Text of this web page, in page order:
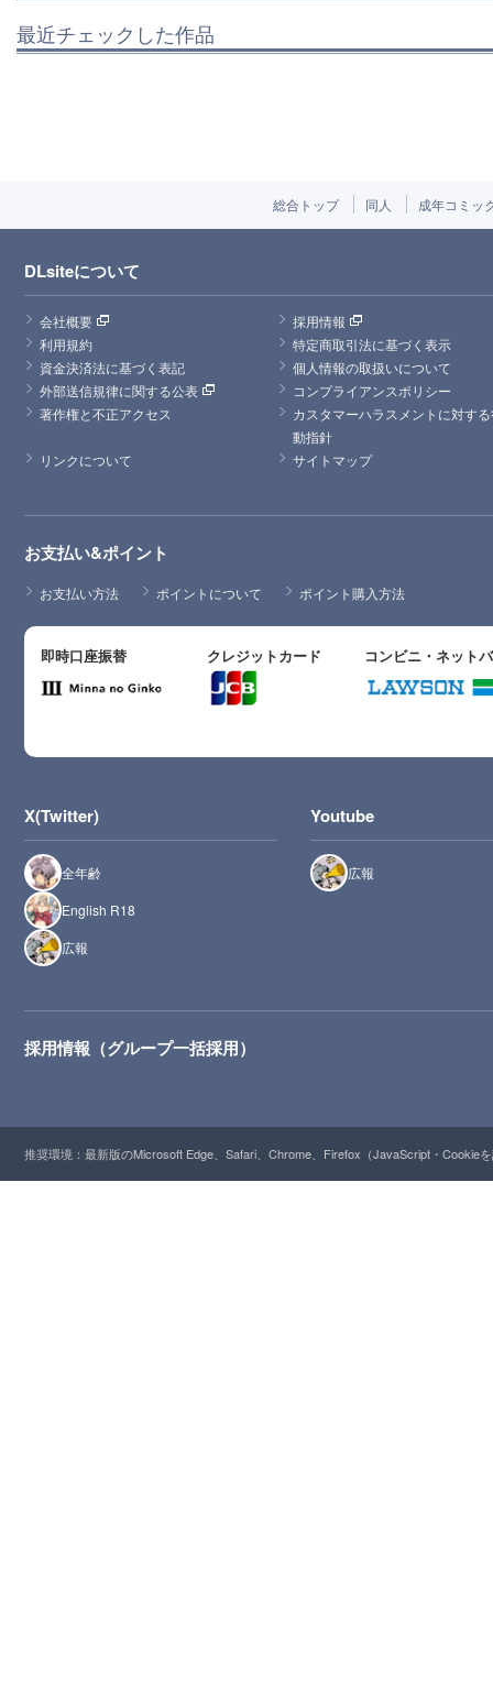
最近チェックした作品
総合トップ 同人 成年コミッ
DLsiteについて
会社概要
採用情報
利用規約
特定商取引法に基づく表示
資金決済法に基づく表記
個人情報の取扱いについて
外部送信規律に関する公表
コンプライアンスポリシー
著作権と不正アクセス
カスタマーハラスメントに対す
動指針
リンクについて
サイトマップ
お支払い&ポイント
お支払い方法 ポイントについて ポイント購入方法
即時口座振替 クレジットカード コンビニ・ネット
X(Twitter)
全年齢
English R18
広報
Youtube
広報
採用情報（グループ一括採用）
推奨環境：最新版のMicrosoft Edge、Safari、Chrome、Firefox（JavaScript・Cookie